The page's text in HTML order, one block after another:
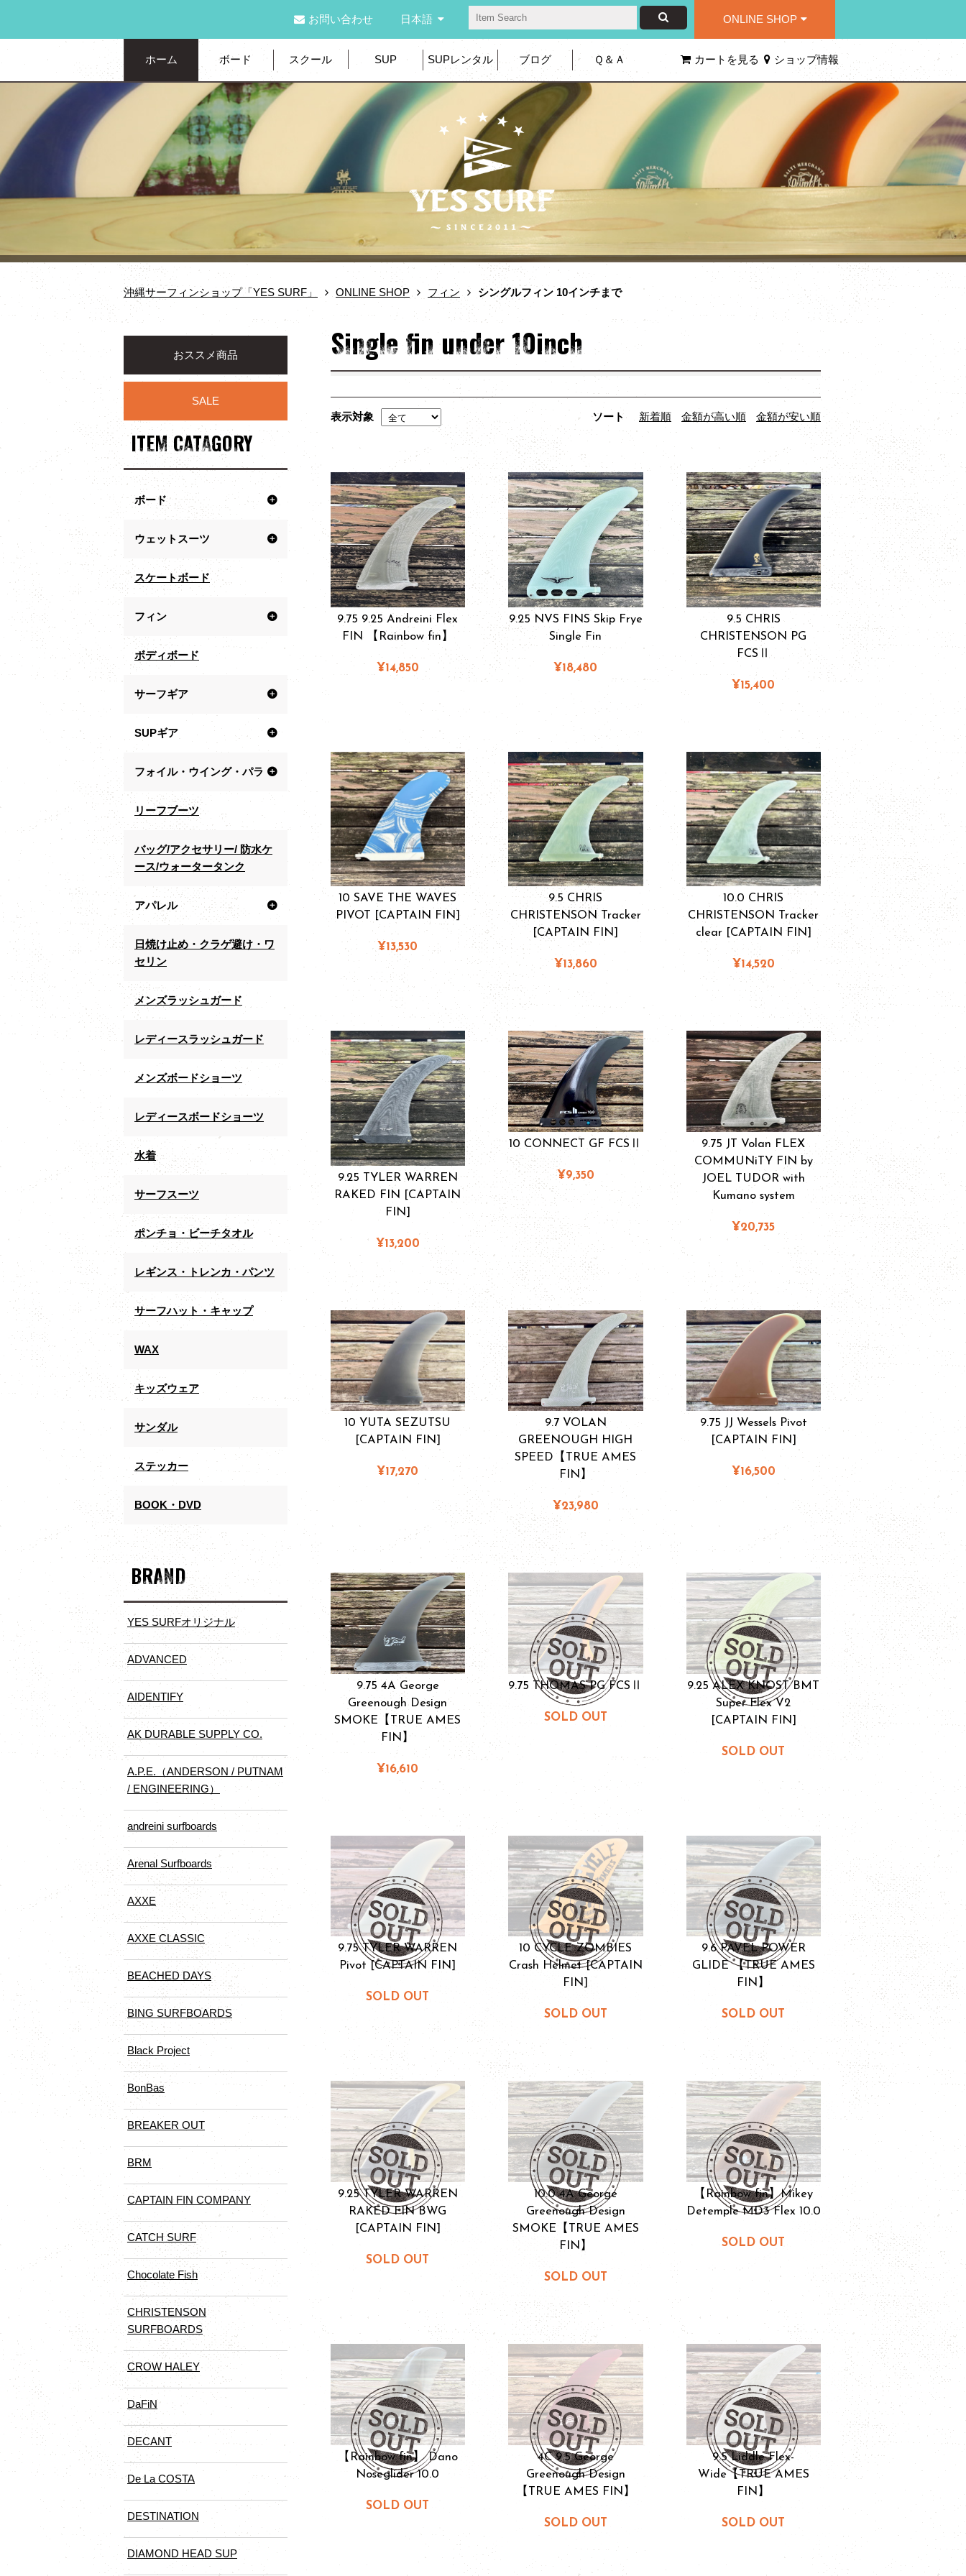
お問い合わせ 日本語 ONLINE SHOP
ホーム ボード スクール SUP SUPレンタル ブログ Ｑ＆Ａ カートを見る ショップ情報
沖縄サーフィンショップ「YES SURF」 ONLINE SHOP フィン シングルフィン 10インチまで
Single fin under 10inch
表示対象 ソート 新着順 金額が高い順 金額が安い順
9.75 9.25 Andreini Flex
FIN 【Rainbow fin】
¥14,850
9.25 NVS FINS Skip Frye
Single Fin
¥18,480
9.5 CHRIS
CHRISTENSON PG
FCSⅡ
¥15,400
10 SAVE THE WAVES
PIVOT [CAPTAIN FIN]
¥13,530
9.5 CHRIS
CHRISTENSON Tracker
[CAPTAIN FIN]
¥13,860
10.0 CHRIS
CHRISTENSON Tracker
clear [CAPTAIN FIN]
¥14,520
9.25 TYLER WARREN
RAKED FIN [CAPTAIN
FIN]
¥13,200
10 CONNECT GF FCSⅡ
¥9,350
9.75 JT Volan FLEX
COMMUNiTY FIN by
JOEL TUDOR with
Kumano system
¥20,735
10 YUTA SEZUTSU
[CAPTAIN FIN]
¥17,270
9.7 VOLAN
GREENOUGH HIGH
SPEED【TRUE AMES
FIN】
¥23,980
9.75 JJ Wessels Pivot
[CAPTAIN FIN]
¥16,500
9.75 4A George
Greenough Design
SMOKE【TRUE AMES
FIN】
¥16,610
9.75 THOMAS PG FCSⅡ
SOLD OUT
9.25 ALEX KNOST BMT
Super Flex V2
[CAPTAIN FIN]
SOLD OUT
9.75 TYLER WARREN
Pivot [CAPTAIN FIN]
SOLD OUT
10 CYCLE ZOMBIES
Crash Helmet [CAPTAIN
FIN]
SOLD OUT
9.6 PAVEL POWER
GLIDE 【TRUE AMES
FIN】
SOLD OUT
9.25 TYLER WARREN
RAKED FIN BWG
[CAPTAIN FIN]
SOLD OUT
10.0 4A George
Greenough Design
SMOKE【TRUE AMES
FIN】
SOLD OUT
【Rainbow fin】Mikey
Detemple MD3 Flex 10.0
SOLD OUT
【Rainbow fin】 Dano
Noseglider 10.0
SOLD OUT
4C 9.5 George
Greenough Design
【TRUE AMES FIN】
SOLD OUT
9.5 Liddle Flex-
Wide【TRUE AMES
FIN】
SOLD OUT
おススメ商品
SALE
ITEM CATAGORY
ボード
ウェットスーツ
スケートボード
フィン
ボディボード
サーフギア
SUPギア
フォイル・ウイング・パラ
リーフブーツ
バッグ/アクセサリー/ 防水ケ
ース/ウォータータンク
アパレル
日焼け止め・クラゲ避け・ワ
セリン
メンズラッシュガード
レディースラッシュガード
メンズボードショーツ
レディースボードショーツ
水着
サーフスーツ
ポンチョ・ビーチタオル
レギンス・トレンカ・パンツ
サーフハット・キャップ
WAX
キッズウェア
サンダル
ステッカー
BOOK・DVD
BRAND
YES SURFオリジナル
ADVANCED
AIDENTIFY
AK DURABLE SUPPLY CO.
A.P.E.（ANDERSON / PUTNAM
/ ENGINEERING）
andreini surfboards
Arenal Surfboards
AXXE
AXXE CLASSIC
BEACHED DAYS
BING SURFBOARDS
Black Project
BonBas
BREAKER OUT
BRM
CAPTAIN FIN COMPANY
CATCH SURF
Chocolate Fish
CHRISTENSON
SURFBOARDS
CROW HALEY
DaFiN
DECANT
De La COSTA
DESTINATION
DIAMOND HEAD SUP